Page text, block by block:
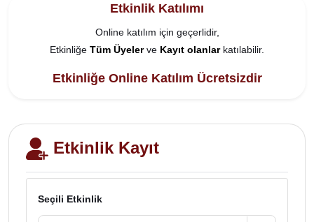
Etkinlik Katılımı
Online katılım için geçerlidir,
Etkinliğe Tüm Üyelerve Kayıt olanlar katılabilir.
Etkinliğe Online Katılım Ücretsizdir
Etkinlik Kayıt
Seçili Etkinlik